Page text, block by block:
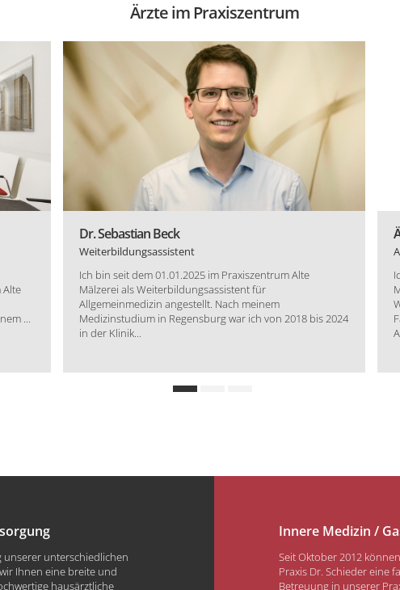
Ärzte im Praxiszentrum
Alte
...
Dr. Sebastian Beck
Weiterbildungsassistent
Ich bin seit dem 01.01.2025 im Praxiszentrum Alte
Mälzerei als Weiterbildungsassistent für
Allgemeinmedizin angestellt. Nach meinem
Medizinstudium in Regensburg war ich von 2018 bis 2024
in der Klinik...
unterschiedlichen
Ihnen eine breite und
hausärztliche
Innere Medizin /
Seit Oktober 2012
Praxis Dr. Schieder eine
Betreuung in unserer